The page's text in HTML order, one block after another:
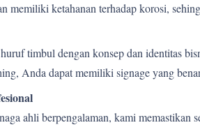
memiliki ketahanan terhadap korosi,
timbul dengan konsep dan identitas
Anda dapat memiliki signage yang
ahli berpengalaman, kami memastikan